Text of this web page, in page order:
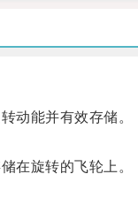
动能并有效存储。
在旋转的飞轮上。